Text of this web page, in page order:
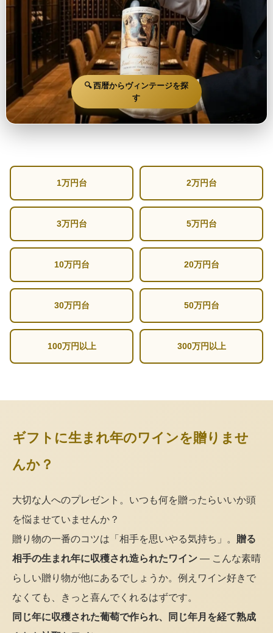
🔍 西暦からヴィンテージを探
す
1万円台 2万円台
3万円台 5万円台
10万円台 20万円台
30万円台 50万円台
100万円以上 300万円以上
ギフトに生まれ年のワインを贈りませ
んか？
大切な人へのプレゼント。いつも何を贈ったらいいか頭
を悩ませていませんか？
贈り物の一番のコツは「相手を思いやる気持ち」。 贈る
相手の生まれ年に収穫され造られたワイン — こんな素晴
らしい贈り物が他にあるでしょうか。例えワイン好きで
なくても、きっと喜んでくれるはずです。
同じ年に収穫された葡萄で作られ、同じ年月を経て熟成